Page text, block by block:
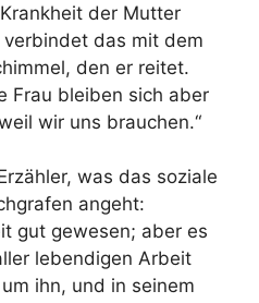
der Mutter
das mit dem
den er reitet.
Frau bleiben sich aber
wir uns brauchen.“
was das soziale
angeht:
gut gewesen; aber es
lebendigen Arbeit
ihn, und in seinem